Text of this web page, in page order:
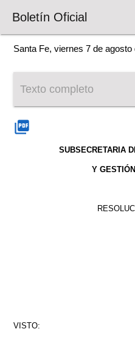
Boletín Oficial
Santa Fe, viernes 7 de agosto
Texto completo
picture_as_pdf
SUBSECRETARIA
Y
VISTO: